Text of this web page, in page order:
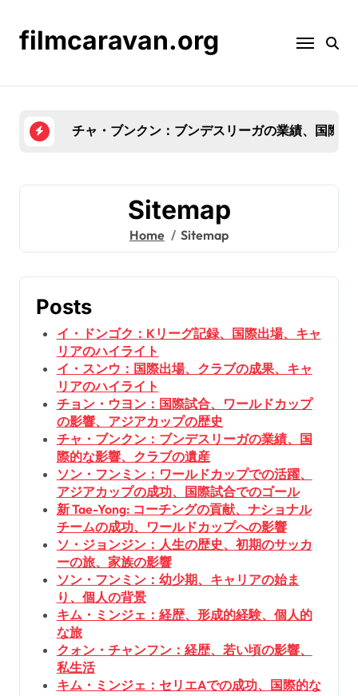
contentfilmcaravan.org
ソン・フンミ
Sitemap
Home Sitemap
Posts
イ・ドンゴク：Kリーグ記録、国際出場、キャ
リアのハイライト
イ・スンウ：国際出場、クラブの成果、キャ
リアのハイライト
チョン・ウヨン：国際試合、ワールドカップ
の影響、アジアカップの歴史
チャ・ブンクン：ブンデスリーガの業績、国
際的な影響、クラブの遺産
ソン・フンミン：ワールドカップでの活躍、
アジアカップの成功、国際試合でのゴール
新 Tae-Yong: コーチングの貢献、ナショナル
チームの成功、ワールドカップへの影響
ソ・ジョンジン：人生の歴史、初期のサッカ
ーの旅、家族の影響
ソン・フンミン：幼少期、キャリアの始ま
り、個人の背景
キム・ミンジェ：経歴、形成的経験、個人的
な旅
クォン・チャンフン：経歴、若い頃の影響、
私生活
キム・ミンジェ：セリエAでの成功、国際的な